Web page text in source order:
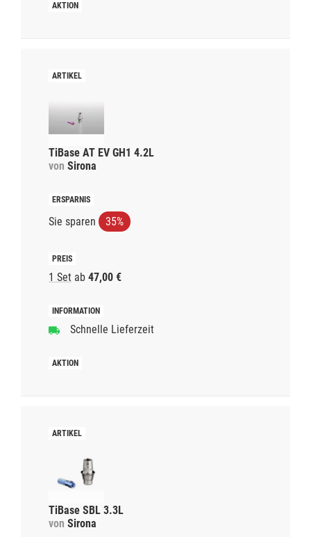
TiBase AT EV GH1 4.2L
von Sirona
Sie sparen 35%
1 Set ab 47,00 €
Schnelle Lieferzeit
TiBase SBL 3.3L
von Sirona